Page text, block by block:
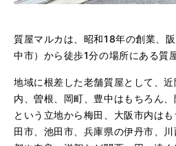
質屋マルカは、昭和18年の創業、
中市）から徒歩1分の場所にある質
地域に根差した老舗質屋として、
内、曽根、岡町、豊中はもちろん
という立地から梅田、大阪市内は
田市、池田市、兵庫県の伊丹市、